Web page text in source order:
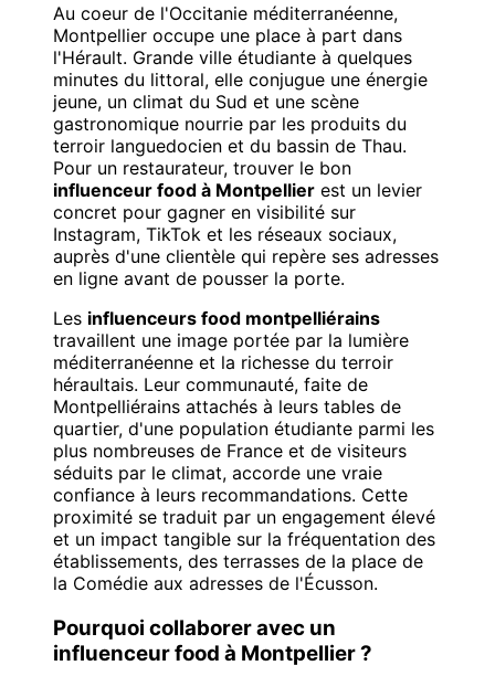
Au coeur de l'Occitanie méditerranéenne,
Montpellier occupe une place à part dans
l'Hérault. Grande ville étudiante à quelques
minutes du littoral, elle conjugue une énergie
jeune, un climat du Sud et une scène
gastronomique nourrie par les produits du
terroir languedocien et du bassin de Thau.
Pour un restaurateur, trouver le bon
influenceur food à Montpellier est un levier
concret pour gagner en visibilité sur
Instagram, TikTok et les réseaux sociaux,
auprès d'une clientèle qui repère ses adresses
en ligne avant de pousser la porte.
Les influenceurs food montpelliérains
travaillent une image portée par la lumière
méditerranéenne et la richesse du terroir
héraultais. Leur communauté, faite de
Montpelliérains attachés à leurs tables de
quartier, d'une population étudiante parmi les
plus nombreuses de France et de visiteurs
séduits par le climat, accorde une vraie
confiance à leurs recommandations. Cette
proximité se traduit par un engagement élevé
et un impact tangible sur la fréquentation des
établissements, des terrasses de la place de
la Comédie aux adresses de l'Écusson.
Pourquoi collaborer avec un
influenceur food à Montpellier ?